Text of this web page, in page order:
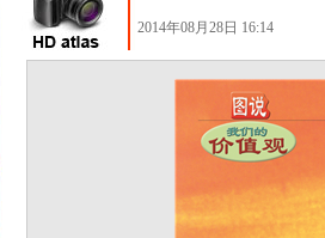
2014年08月28日 16:14